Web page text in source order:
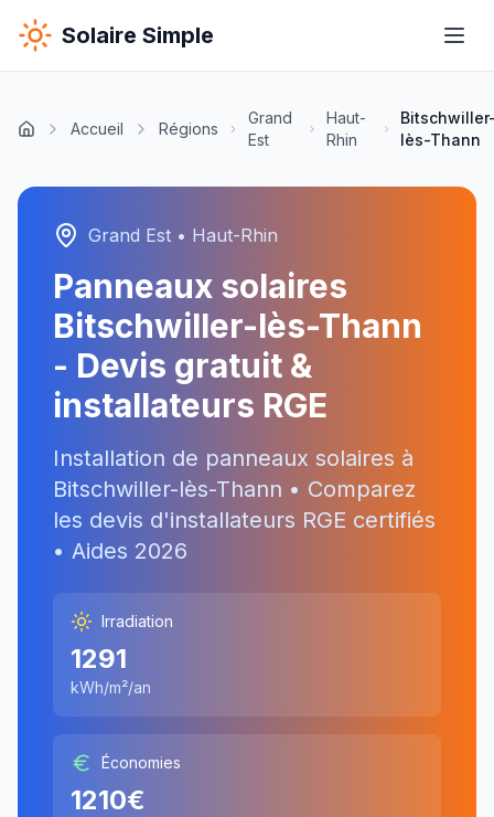
Solaire Simple
Accueil Régions
Grand
Est
Haut-
Rhin
lès-Thann
Grand Est • Haut-Rhin
Panneaux solaires
Bitschwiller-lès-Thann
- Devis gratuit &
installateurs RGE
Installation de panneaux solaires à
Bitschwiller-lès-Thann • Comparez
les devis d'installateurs RGE certifiés
• Aides 2026
Irradiation
1291
kWh/m²/an
Économies
1210€